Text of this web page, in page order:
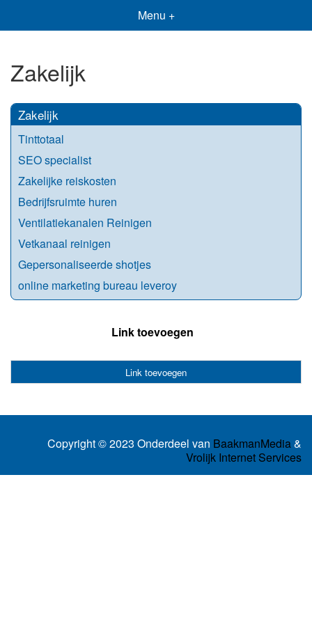
Menu +
Zakelijk
Zakelijk
Tinttotaal
SEO specialist
Zakelijke reiskosten
Bedrijfsruimte huren
Ventilatiekanalen Reinigen
Vetkanaal reinigen
Gepersonaliseerde shotjes
online marketing bureau leveroy
Link toevoegen
Link toevoegen
Copyright © 2023 Onderdeel van BaakmanMedia&
Vrolijk Internet Services